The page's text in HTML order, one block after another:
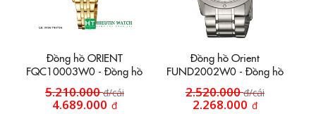
Đồng hồ ORIENT
FQC10003W0 - Đồng hồ
5.210.000đ/cái
4.689.000 đ
Đồng hồ Orient
FUND2002W0 - Đồng hồ
2.520.000đ/cái
2.268.000 đ